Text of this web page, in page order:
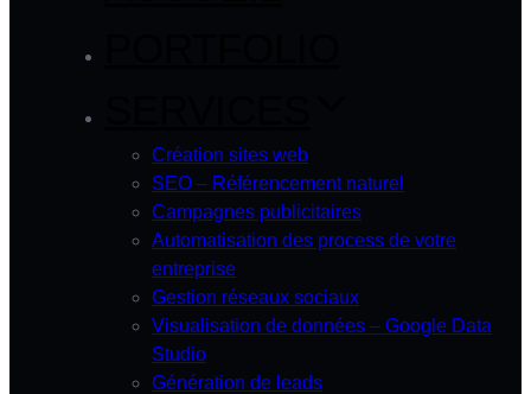
Création sites web
SEO – Référencement naturel
Campagnes publicitaires
Automatisation des process de votre
entreprise
Gestion réseaux sociaux
Visualisation de données – Google Data
Studio
Génération de leads